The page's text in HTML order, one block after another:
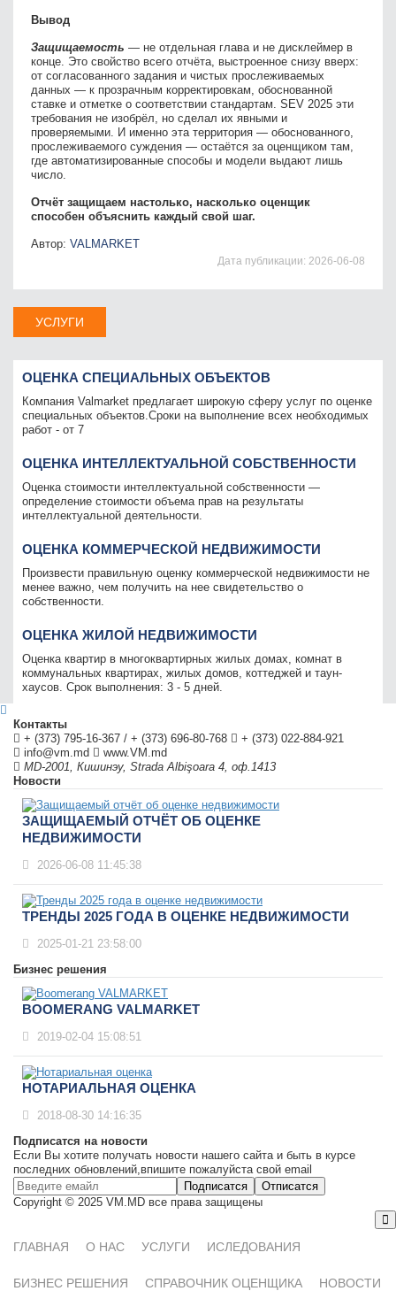
Вывод
Защищаемость — не отдельная глава и не дисклеймер в
конце. Это свойство всего отчёта, выстроенное снизу вверх:
от согласованного задания и чистых прослеживаемых
данных — к прозрачным корректировкам, обоснованной
ставке и отметке о соответствии стандартам. SEV 2025 эти
требования не изобрёл, но сделал их явными и
проверяемыми. И именно эта территория — обоснованного,
прослеживаемого суждения — остаётся за оценщиком там,
где автоматизированные способы и модели выдают лишь
число.
Отчёт защищаем настолько, насколько оценщик
способен объяснить каждый свой шаг.
Автор: VALMARKET
Дата публикации: 2026-06-08
УСЛУГИ
ОЦЕНКА СПЕЦИАЛЬНЫХ ОБЪЕКТОВ
Компания Valmarket предлагает широкую сферу услуг по оценке
специальных объектов.Сроки на выполнение всех необходимых
работ - от 7
ОЦЕНКА ИНТЕЛЛЕКТУАЛЬНОЙ СОБСТВЕННОСТИ
Оценка стоимости интеллектуальной собственности —
определение стоимости объема прав на результаты
интеллектуальной деятельности.
ОЦЕНКА КОММЕРЧЕСКОЙ НЕДВИЖИМОСТИ
Произвести правильную оценку коммерческой недвижимости не
менее важно, чем получить на нее свидетельство о
собственности.
ОЦЕНКА ЖИЛОЙ НЕДВИЖИМОСТИ
Оценка квартир в многоквартирных жилых домах, комнат в
коммунальных квартирах, жилых домов, коттеджей и таун-
хаусов. Срок выполнения: 3 - 5 дней.
Контакты
+ (373) 795-16-367 / + (373) 696-80-768
+ (373) 022-884-921
info@vm.md
www.VM.md
MD-2001, Кишинэу, Strada Albişoara 4, оф.1413
Новости
ЗАЩИЩАЕМЫЙ ОТЧЁТ ОБ ОЦЕНКЕ
НЕДВИЖИМОСТИ
2026-06-08 11:45:38
ТРЕНДЫ 2025 ГОДА В ОЦЕНКЕ НЕДВИЖИМОСТИ
2025-01-21 23:58:00
Бизнес решения
BOOMERANG VALMARKET
2019-02-04 15:08:51
НОТАРИАЛЬНАЯ ОЦЕНКА
2018-08-30 14:16:35
Подписатся на новости
Если Вы хотите получать новости нашего сайта и быть в курсе
последних обновлений,впишите пожалуйста свой email
Подписатся
Отписатся
Copyright © 2025 VM.MD все права защищены
ГЛАВНАЯ О НАС УСЛУГИ ИСЛЕДОВАНИЯ
БИЗНЕС РЕШЕНИЯ СПРАВОЧНИК ОЦЕНЩИКА НОВОСТИ